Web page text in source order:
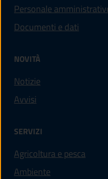
Personale
Documenti e dati
NOVITÀ
Notizie
Avvisi
SERVIZI
Agricoltura e pesca
Ambiente